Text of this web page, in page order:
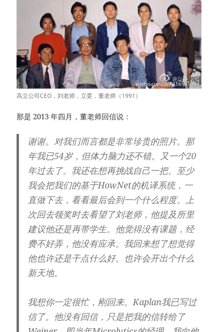
高立公司CEO，刘老师，立委，董老师（1991）
那是 2013 年四月，董老师回信说：
谢谢。对我们而言都是非常珍贵的照片。那
年我已54岁，但体力脑力还不错。又一个20
年过去了。我还在想再挑战自己一把。至少
我会把我们的基于HowNet的机译系统，一
直做下去，看看最后会到一个什么程度。上
次回去领奖时去看望了刘老师，他提及所里
建议他还是再带学生。他觉得没有课题，经
费不好弄，他没有应承。我回来想了想觉得
他也许还是干点什么好。也许会开出个什么
新天地。
我想你一定很忙，刚回来。Kaplan我已写过
信了。他没有回信，只是把我的信转给了